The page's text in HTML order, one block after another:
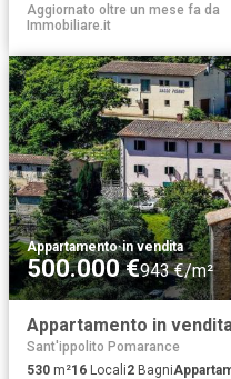
Aggiornato oltre un mese fa da
Immobiliare.it
Appartamento·in vendita
500.000 €943 €/m²
Sant'ippolito Pomarance
530 m²16 Locali2 Bagni